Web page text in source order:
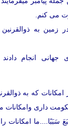
می کنم.
زمین به ذوالقرنین
جهانی انجام
که به
داری وامکانات
امکانات را